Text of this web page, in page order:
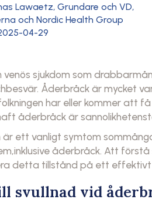
Lawaetz, Grundare och VD,
och Nordic Health Group
04-29
sjukdom som
Åderbråck är mycket
har eller kommer att
åderbråck är
är ett vanligt symtom
åderbråck. Att
detta tillstånd på ett
svullnad vid